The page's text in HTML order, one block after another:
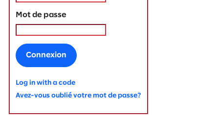
Mot de passe
Connexion
Log in with a code
Avez-vous oublié votre mot de passe?